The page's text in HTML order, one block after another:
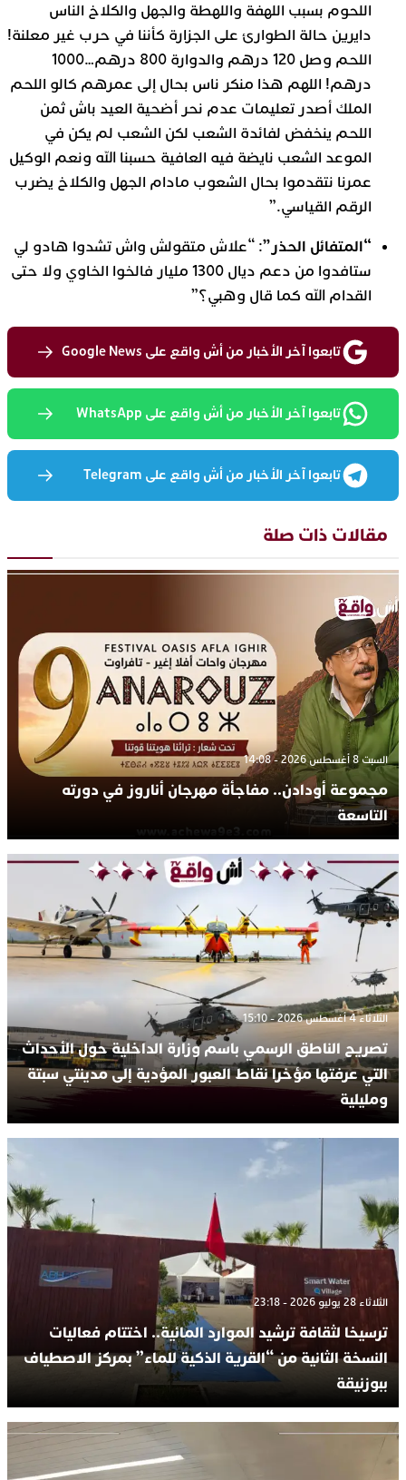
اللحوم بسبب اللهفة واللهطة والجهل والكلاخ الناس
دايرين حالة الطوارئ على الجزارة كأننا في حرب غير معلنة!
اللحم وصل 120 درهم والدوارة 800 درهم…1000
درهم! اللهم هذا منكر ناس بحال إلى عمرهم كالو اللحم
الملك أصدر تعليمات عدم نحر أضحية العيد باش ثمن
اللحم ينخفض لفائدة الشعب لكن الشعب لم يكن في
الموعد الشعب نايضة فيه العافية حسبنا الله ونعم الوكيل
عمرنا نتقدموا بحال الشعوب مادام الجهل والكلاخ يضرب
الرقم القياسي.”
“المتفائل الحذر”: “علاش متقولش واش تشدوا هادو لي
ستافدوا من دعم ديال 1300 مليار فالخوا الخاوي ولا حتى
القدام الله كما قال وهبي؟”
تابعوا آخر الأخبار من أش واقع على Google News
تابعوا آخر الأخبار من أش واقع على WhatsApp
تابعوا آخر الأخبار من أش واقع على Telegram
مقالات ذات صلة
السبت 8 أغسطس 2026 - 14:08
مجموعة أودادن.. مفاجأة مهرجان أناروز في دورته
التاسعة
الثلاثاء 4 أغسطس 2026 - 15:10
تصريح الناطق الرسمي باسم وزارة الداخلية حول الأحداث
التي عرفتها مؤخرا نقاط العبور المؤدية إلى مدينتي سبتة
ومليلية
الثلاثاء 28 يوليو 2026 - 23:18
ترسيخا لثقافة ترشيد الموارد المائية.. اختتام فعاليات
النسخة الثانية من “القرية الذكية للماء” بمركز الاصطياف
ببوزنيقة